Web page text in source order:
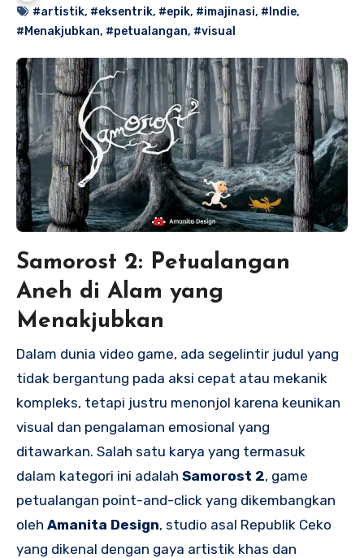
#artistik, #eksentrik, #epik, #imajinasi, #Indie,
#Menakjubkan, #petualangan, #visual
Samorost 2: Petualangan
Aneh di Alam yang
Menakjubkan
Dalam dunia video game, ada segelintir judul yang
tidak bergantung pada aksi cepat atau mekanik
kompleks, tetapi justru menonjol karena keunikan
visual dan pengalaman emosional yang
ditawarkan. Salah satu karya yang termasuk
dalam kategori ini adalah Samorost 2, game
petualangan point-and-click yang dikembangkan
oleh Amanita Design, studio asal Republik Ceko
yang dikenal dengan gaya artistik khas dan